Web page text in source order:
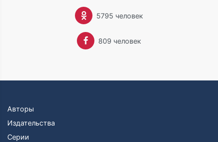
5795 человек
809 человек
Авторы
Издательства
Серии